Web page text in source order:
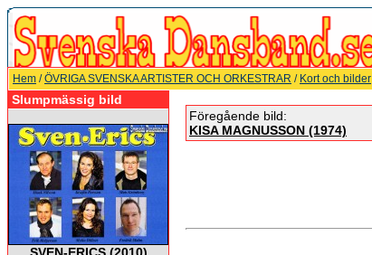
Hem /ÖVRIGA SVENSKA ARTISTER OCH ORKESTRAR / Kort och bilder
Slumpmässig bild
Föregående bild:
KISA MAGNUSSON (1974)